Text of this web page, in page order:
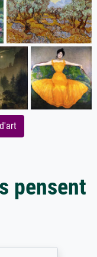
pensent